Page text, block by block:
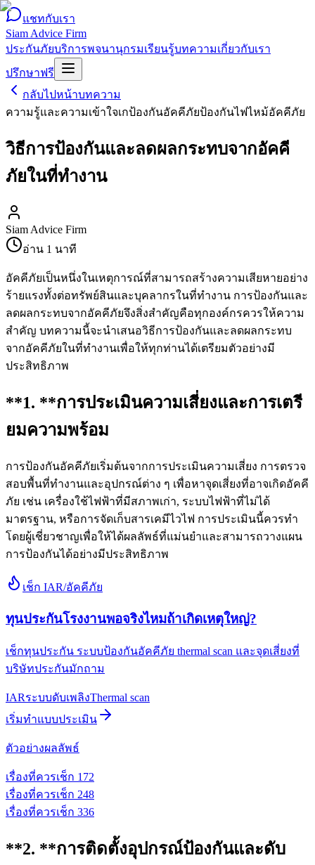
แชทกับเรา
Siam Advice Firm
ประกันภัยบริการพจนานุกรมเรียนรู้บทความเกี่ยวกับเรา
ปรึกษาฟรี
กลับไปหน้าบทความ
ความรู้และความเข้าใจเกป้องกันอัคคีภัยป้องกันไฟไหม้อัคคีภัย
วิธีการป้องกันและลดผลกระทบจากอัคคี
ภัยในที่ทำงาน
Siam Advice Firm
อ่าน 1 นาที
อัคคีภัยเป็นหนึ่งในเหตุการณ์ที่สามารถสร้างความเสียหายอย่าง
ร้ายแรงทั้งต่อทรัพย์สินและบุคลากรในที่ทำงาน การป้องกันและ
ลดผลกระทบจากอัคคีภัยจึงสิ่งสำคัญคือทุกองค์กรควรให้ความ
สำคัญ บทความนี้จะนำเสนอวิธีการป้องกันและลดผลกระทบ
จากอัคคีภัยในที่ทำงานเพื่อให้ทุกท่านได้เตรียมตัวอย่างมี
ประสิทธิภาพ
**1. **การประเมินความเสี่ยงและการเตรี
ยมความพร้อม
การป้องกันอัคคีภัยเริ่มต้นจากการประเมินความเสี่ยง การตรวจ
สอบพื้นที่ทำงานและอุปกรณ์ต่าง ๆ เพื่อหาจุดเสี่ยงที่อาจเกิดอัคคี
ภัย เช่น เครื่องใช้ไฟฟ้าที่มีสภาพเก่า, ระบบไฟฟ้าที่ไม่ได้
มาตรฐาน, หรือการจัดเก็บสารเคมีไวไฟ การประเมินนี้ควรทำ
โดยผู้เชี่ยวชาญเพื่อให้ได้ผลลัพธ์ที่แม่นยำและสามารถวางแผน
การป้องกันได้อย่างมีประสิทธิภาพ
เช็ก IAR/อัคคีภัย
ทุนประกันโรงงานพอจริงไหมถ้าเกิดเหตุใหญ่?
เช็กทุนประกัน ระบบป้องกันอัคคีภัย thermal scan และจุดเสี่ยงที่
บริษัทประกันมักถาม
IARระบบดับเพลิงThermal scan
เริ่มทำแบบประเมิน
ตัวอย่างผลลัพธ์
เรื่องที่ควรเช็ก 1 72
เรื่องที่ควรเช็ก 248
เรื่องที่ควรเช็ก 336
**2. **การติดตั้งอุปกรณ์ป้องกันและดับ